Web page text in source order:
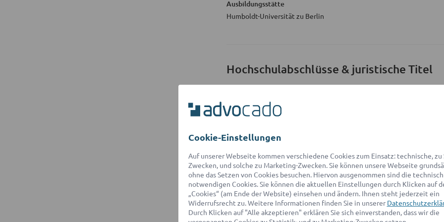
Ausbildungsstätte
Humboldt-Universität zu Berlin
Hochschulabschlüsse & juristische Titel
Erstes juristisches Staatsexamen
Zweites juristisches Staatsexamen
Berlin
Kurzbeschreibungzu
Cookie-Einstellungen
Auf unserer Webseite kommen verschiedene Cookies zum Einsatz: technische,
Zwecken, und solche zu Marketing-Zwecken. Sie können unsere Webseite
ohne das Setzen von Cookies besuchen. Hiervon ausgenommen sind die technisch
notwendigen Cookies. Sie können die aktuellen Einstellungen durch Klicken auf
„Cookies“ (am Ende der Website) einsehen und ändern. Ihnen steht jederzeit ein
Widerrufsrecht zu. Weitere Informationen finden Sie in unserer
Durch Klicken auf "Alle akzeptieren" erklären Sie sich einverstanden, dass wir die